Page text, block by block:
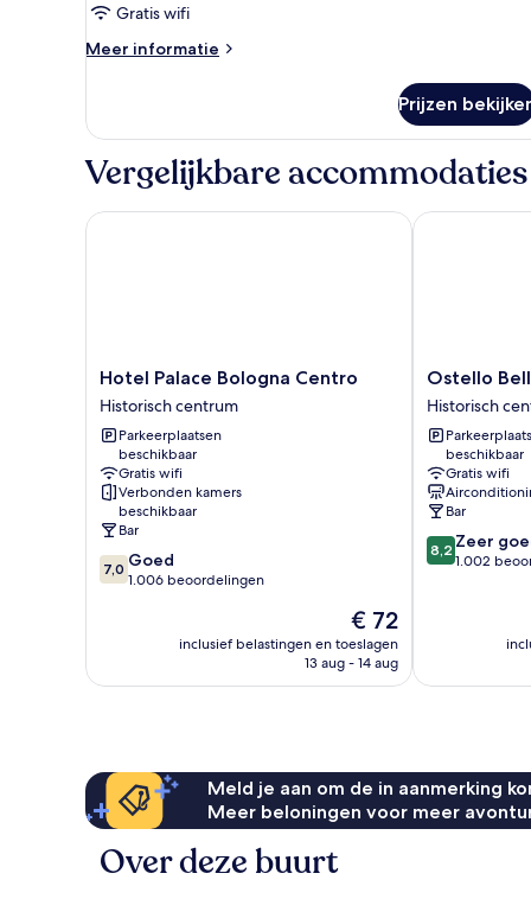
Gratis wifi
Meer informatie
Meer
Prijzen
Vergelijkbare accommodaties
Hotel
Palace
Bologna
Centro
Historisch
centrum
Hotel Palace Bologna Centro
Historisch centrum
Parkeerplaatsen
beschikbaar
Gratis wifi
Verbonden kamers
beschikbaar
Bar
7.0
van
7,0 Goed
1.006 beoordelingen
De
prijs
is
€ 72
inclusief belastingen en toeslagen
13 aug - 14 aug
Hotel Palace Bologna Centro
Ostello
Bello
Bologna
Historisch
centrum
Ostello
Historisch
beschikbaar
Gratis wifi
Bar
8.2
van
8,2 Zeer
1.002
Ostello Bello
Meld je aan om de in aanmerking
Meer beloningen voor meer
Over deze buurt